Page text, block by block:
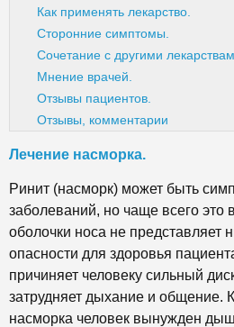
Как применять лекарство.
Сторонние симптомы.
Сочетание с другими
Мнение врачей.
Отзывы пациентов.
Отзывы, комментарии
Лечение насморка.
Ринит (насморк) может быть
заболеваний, но чаще всего это
оболочки носа не представляет
опасности для здоровья
причиняет человеку сильный
затрудняет дыхание и общение.
насморка человек вынужден